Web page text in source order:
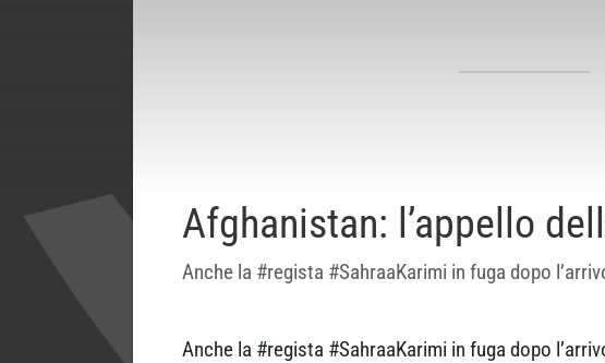
Afghanistan: l’appello
Anche la #regista #SahraaKarimi in fuga dopo
Anche la #regista #SahraaKarimi in fuga dopo